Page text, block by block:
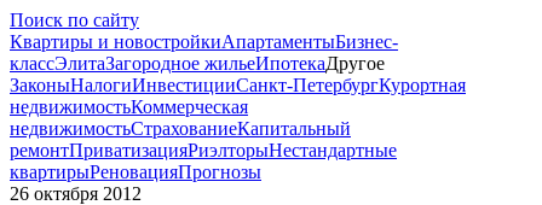
Поиск по сайту
Квартиры и новостройкиАпартаментыБизнес-
классЭлитаЗагородное жильеИпотекаДругое
ЗаконыНалогиИнвестицииСанкт-ПетербургКурортная
недвижимостьКоммерческая
недвижимостьСтрахованиеКапитальный
ремонтПриватизацияРиэлторыНестандартные
квартирыРеновацияПрогнозы
26 октября 2012